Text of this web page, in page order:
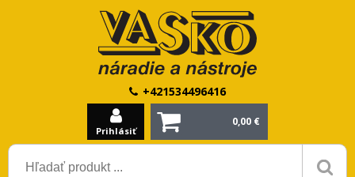
+421534496416
Prihlásiť
0,00 €